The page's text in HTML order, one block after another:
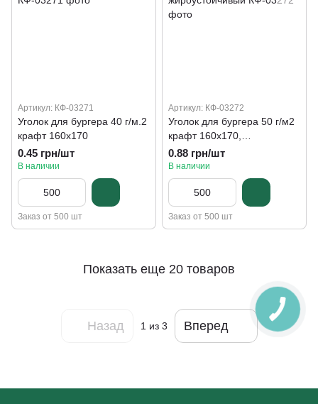
Артикул: КФ-03271
Уголок для бургера 40 г/м.2
крафт 160х170
0.45 грн/шт
В наличии
Заказ от 500 шт
Артикул: КФ-03272
Уголок для бургера 50 г/м2
крафт 160х170,
жироустойчивый
0.88 грн/шт
В наличии
Заказ от 500 шт
Показать еще 20 товаров
Назад 1 из 3 Вперед